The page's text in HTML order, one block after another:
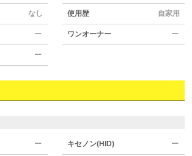
なし 使用歴 自家用
ー ワンオーナー ー
ー
ー キセノン(HID) ー